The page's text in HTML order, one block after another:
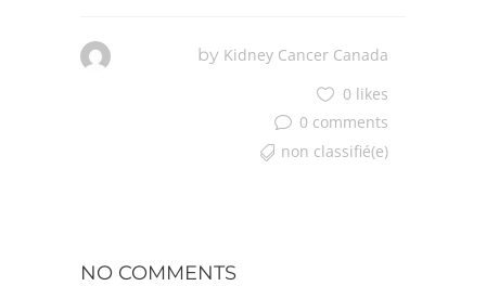
by Kidney Cancer Canada
0 likes
0 comments
non classifié(e)
NO COMMENTS